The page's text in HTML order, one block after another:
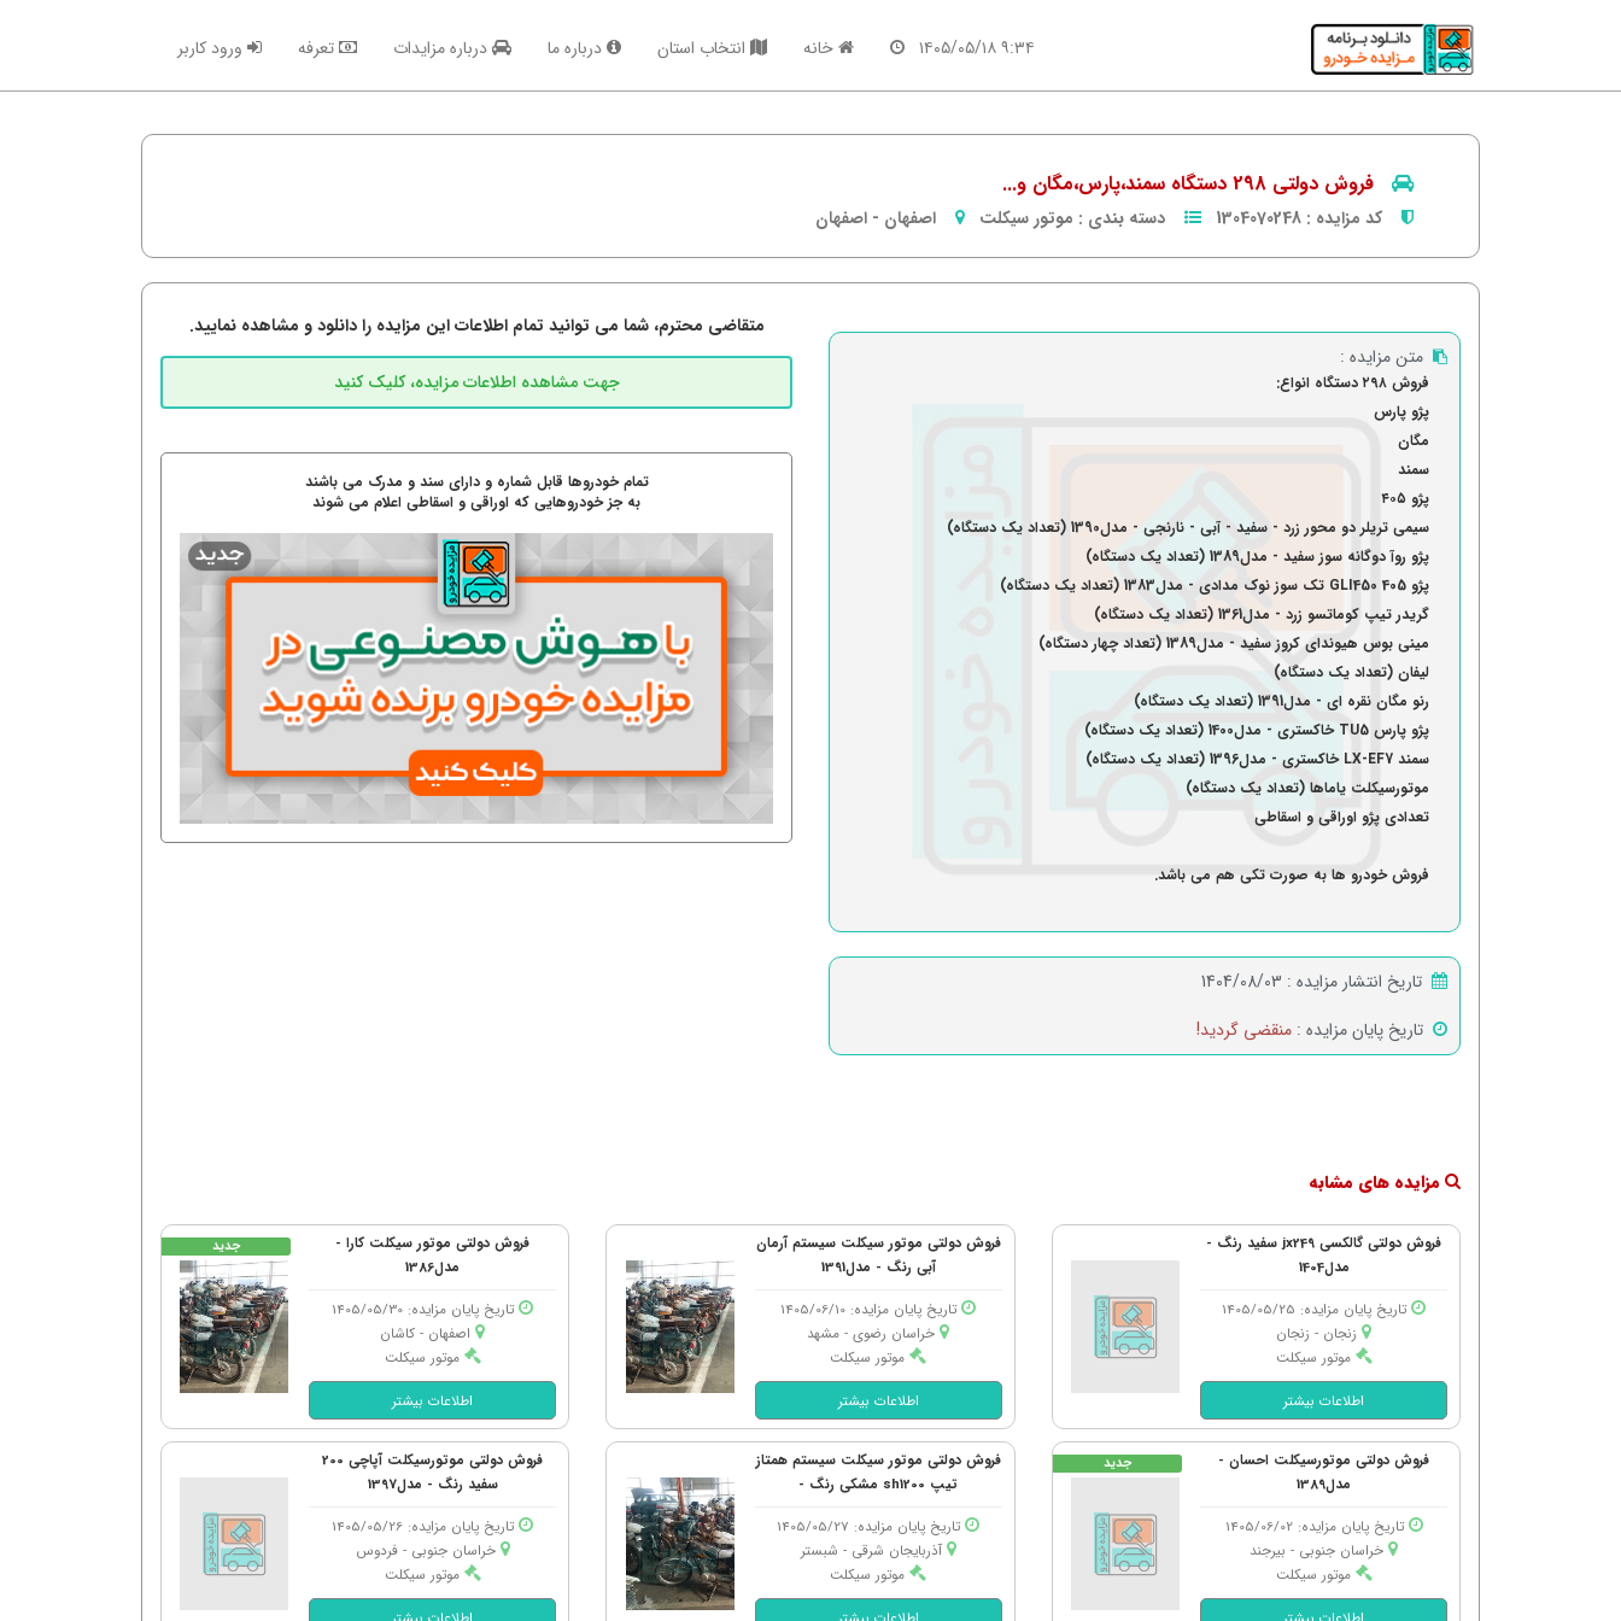
۹:۳۴ ۱۴۰۵/۰۵/۱۸ خانه انتخاب استان درباره ما درباره مزایدات تعرفه ورود کاربر
فروش دولتی 298 دستگاه سمند،پارس،مگان و...
کد مزایده : 1304070248 دسته بندی : موتور سیکلت اصفهان - اصفهان
متن مزایده :
فروش ۲۹۸ دستگاه انواع:
پژو پارس
مگان
سمند
پژو ۴۰۵
سیمی تریلر دو محور زرد - سفید - آبی - نارنجی - مدل1390 (تعداد یک دستگاه)
پژو روآ دوگانه سوز سفید - مدل1389 (تعداد یک دستگاه)
پژو 405 GLI450 تک سوز نوک مدادی - مدل1383 (تعداد یک دستگاه)
گریدر تیپ کوماتسو زرد - مدل1361 (تعداد یک دستگاه)
مینی بوس هیوندای کروز سفید - مدل1389 (تعداد چهار دستگاه)
لیفان (تعداد یک دستگاه)
رنو مگان نقره ای - مدل1391 (تعداد یک دستگاه)
پژو پارس TU5 خاکستری - مدل1400 (تعداد یک دستگاه)
سمند LX-EF7 خاکستری - مدل1396 (تعداد یک دستگاه)
موتورسیکلت یاماها (تعداد یک دستگاه)
تعدادی پژو اوراقی و اسقاطی
فروش خودرو ها به صورت تکی هم می باشد.
تاریخ انتشار مزایده : 1404/08/03
تاریخ پایان مزایده : منقضی گردید!
متقاضی محترم، شما می توانید تمام اطلاعات این مزایده را دانلود و مشاهده نمایید.
تمام خودروها قابل شماره و دارای سند و مدرک می باشند
به جز خودروهایی که اوراقی و اسقاطی اعلام می شوند
مزایده های مشابه
فروش دولتی گالکسی jx249 سفید رنگ -
مدل1404
تاریخ پایان مزایده: 1405/05/25
زنجان - زنجان
موتور سیکلت
اطلاعات بیشتر
فروش دولتی موتور سیکلت سیستم آرمان
آبی رنگ - مدل1391
تاریخ پایان مزایده: 1405/06/10
خراسان رضوی - مشهد
موتور سیکلت
اطلاعات بیشتر
فروش دولتی موتور سیکلت کارا -
مدل1386
تاریخ پایان مزایده: 1405/05/30
اصفهان - كاشان
موتور سیکلت
اطلاعات بیشتر
جدید
فروش دولتی موتورسیکلت احسان -
مدل1389
تاریخ پایان مزایده: 1405/06/02
خراسان جنوبی - بیرجند
موتور سیکلت
جدید
فروش دولتی موتور سیکلت سیستم همتاز
تیپ sh1200 مشکی رنگ -
تاریخ پایان مزایده: 1405/05/27
آذربایجان شرقی - شبستر
موتور سیکلت
فروش دولتی موتورسیکلت آپاچی 200
سفید رنگ - مدل1397
تاریخ پایان مزایده: 1405/05/26
خراسان جنوبی - فردوس
موتور سیکلت